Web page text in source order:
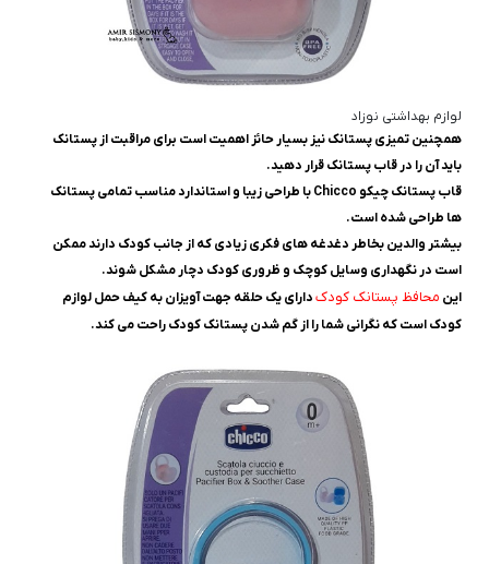
لوازم بهداشتی نوزاد
همچنین تمیزی پستانک نیز بسیار حائز اهمیت است برای مراقبت از پستانک
باید آن را در قاب پستانک قرار دهید.
قاب پستانک چیکو Chicco با طراحی زیبا و استاندارد مناسب تمامی پستانک
ها طراحی شده است.
بیشتر والدین بخاطر دغدغه های فکری زیادی که از جانب کودک دارند ممکن
است در نگهداری وسایل کوچک و ظروری کودک دچار مشکل شوند.
این محافظ پستانک کودکدارای یک حلقه جهت آویزان به کیف حمل لوازم
کودک است که نگرانی شما را از گم شدن پستانک کودک راحت می کند.